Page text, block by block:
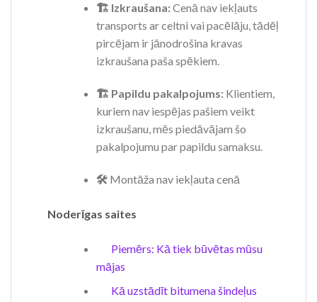
🏗️ Izkraušana:Cenā nav iekļauts
transports ar celtni vai pacēlāju, tādēļ
pircējam ir jānodrošina kravas
izkraušana paša spēkiem.
🏗️ Papildu pakalpojums:Klientiem,
kuriem nav iespējas pašiem veikt
izkraušanu, mēs piedāvājam šo
pakalpojumu par papildu samaksu.
🛠️ Montāža nav iekļauta cenā
Noderīgas saites
Piemērs: Kā tiek būvētas mūsu
mājas
Kā uzstādīt bitumena šindeļus